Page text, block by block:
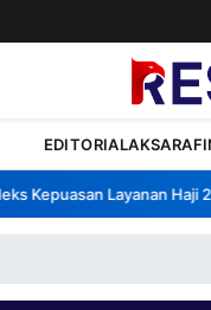
EDITORIALAKSARA
Layanan Haji